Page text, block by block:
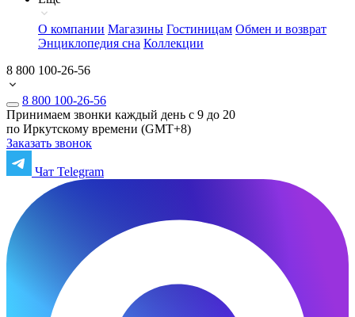
О компании Магазины Гостиницам Обмен и возврат
Энциклопедия сна Коллекции
8 800 100-26-56
8 800 100-26-56
Принимаем звонки каждый день с 9 до 20
по Иркутскому времени (GMT+8)
Заказать звонок
Чат Telegram